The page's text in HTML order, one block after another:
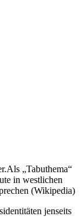
„Tabuthema“
in westlichen
(Wikipedia)
jenseits